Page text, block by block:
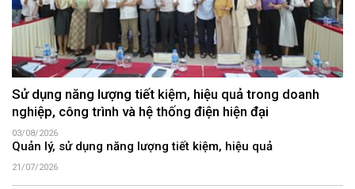
Sử dụng năng lượng tiết kiệm, hiệu quả trong doanh
nghiệp, công trình và hệ thống điện hiện đại
03/08/2026
Quản lý, sử dụng năng lượng tiết kiệm, hiệu quả
21/07/2026